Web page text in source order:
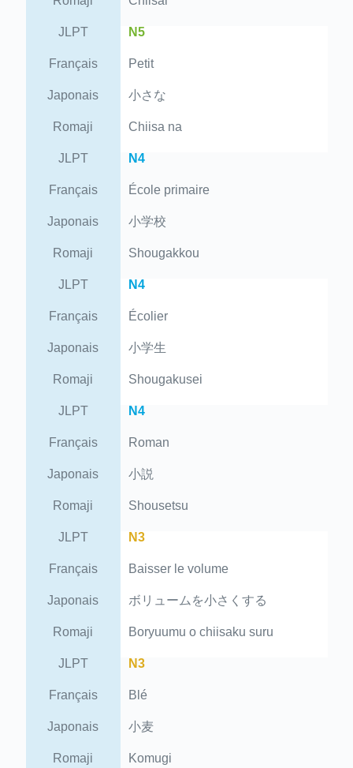
JLPT N5
Français Petit
Japonais 小さな
Romaji Chiisa na
JLPT N4
Français École primaire
Japonais 小学校
Romaji Shougakkou
JLPT N4
Français Écolier
Japonais 小学生
Romaji Shougakusei
JLPT N4
Français Roman
Japonais 小説
Romaji Shousetsu
JLPT N3
Français Baisser le volume
Japonais ボリュームを小さくする
Romaji Boryuumu o chiisaku suru
JLPT N3
Français Blé
Japonais 小麦
Romaji Komugi